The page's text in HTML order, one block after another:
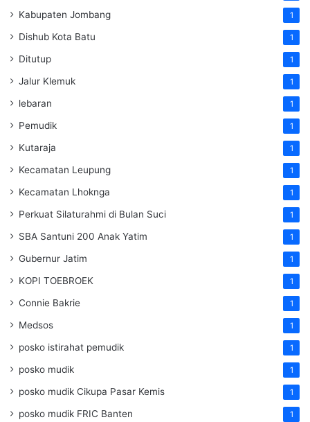
Kabupaten Jombang 1
Dishub Kota Batu 1
Ditutup 1
Jalur Klemuk 1
lebaran 1
Pemudik 1
Kutaraja 1
Kecamatan Leupung 1
Kecamatan Lhoknga 1
Perkuat Silaturahmi di Bulan Suci 1
SBA Santuni 200 Anak Yatim 1
Gubernur Jatim 1
KOPI TOEBROEK 1
Connie Bakrie 1
Medsos 1
posko istirahat pemudik 1
posko mudik 1
posko mudik Cikupa Pasar Kemis 1
posko mudik FRIC Banten 1